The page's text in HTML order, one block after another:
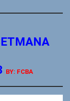
BY: FCBA